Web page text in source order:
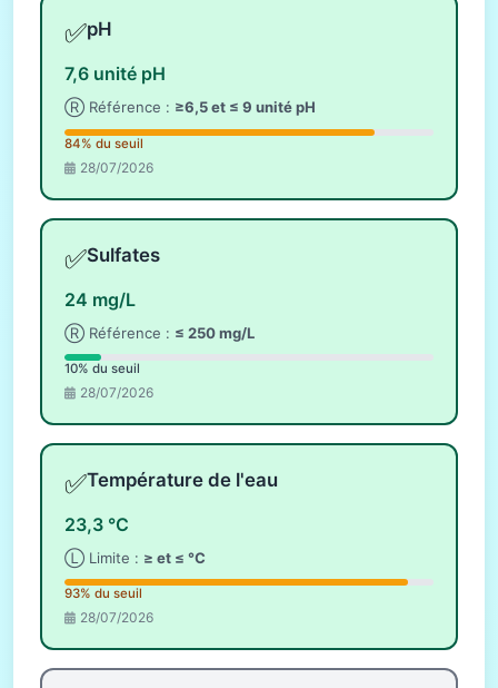
✅pH
7,6 unité pH
Ⓡ Référence : ≥6,5 et ≤ 9 unité pH
84% du seuil
28/07/2026
✅Sulfates
24 mg/L
Ⓡ Référence : ≤ 250 mg/L
10% du seuil
28/07/2026
✅Température de l'eau
23,3 °C
Ⓛ Limite : ≥ et ≤ °C
93% du seuil
28/07/2026